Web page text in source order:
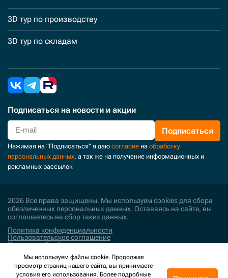
3D тур по производству
3D тур по складам
Подписаться на новости и акции
Подписаться
Нажимая на "Подписаться" я даю согласие на обработку
персональных данных, а так же на получение информационных и
рекламных рассылок
2026 Все права защищены. Мы используем cookies для сбора
обезличенных персональных данных. Оставаясь на сайте, вы
соглашаетесь на сбор таких данных.
Политика конфиденциальности
Пользовательское соглашение
Политика обработки персональных данных
Поддержка и развитие
Мы используем файлы cookie. Продолжая
просмотр страниц нашего сайта, вы принимаете
условия его использования. Более подробные